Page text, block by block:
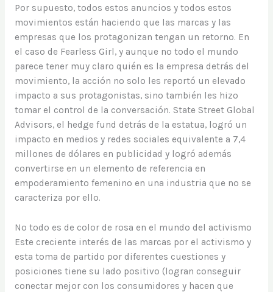
Por supuesto, todos estos anuncios y todos estos
movimientos están haciendo que las marcas y las
empresas que los protagonizan tengan un retorno. En
el caso de Fearless Girl, y aunque no todo el mundo
parece tener muy claro quién es la empresa detrás del
movimiento, la acción no solo les reportó un elevado
impacto a sus protagonistas, sino también les hizo
tomar el control de la conversación. State Street Global
Advisors, el hedge fund detrás de la estatua, logró un
impacto en medios y redes sociales equivalente a 7,4
millones de dólares en publicidad y logró además
convertirse en un elemento de referencia en
empoderamiento femenino en una industria que no se
caracteriza por ello.
No todo es de color de rosa en el mundo del activismo
Este creciente interés de las marcas por el activismo y
esta toma de partido por diferentes cuestiones y
posiciones tiene su lado positivo (logran conseguir
conectar mejor con los consumidores y hacen que